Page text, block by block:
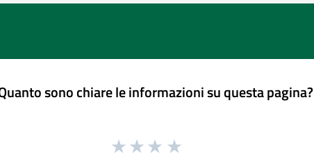
sono chiare le informazioni su questa pagina?